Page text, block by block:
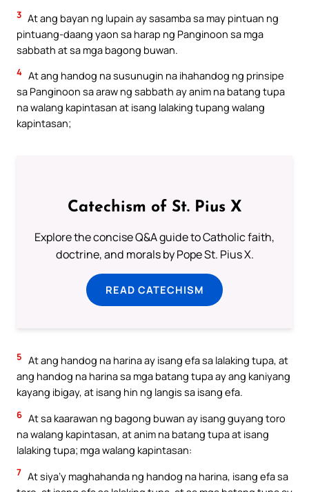
3 At ang bayan ng lupain ay sasamba sa may pintuan ng
pintuang-daang yaon sa harap ng Panginoon sa mga
sabbath at sa mga bagong buwan.
4 At ang handog na susunugin na ihahandog ng prinsipe
sa Panginoon sa araw ng sabbath ay anim na batang tupa
na walang kapintasan at isang lalaking tupang walang
kapintasan;
Catechism of St. Pius X
Explore the concise Q&A guide to Catholic faith,
doctrine, and morals by Pope St. Pius X.
READ CATECHISM
5 At ang handog na harina ay isang efa sa lalaking tupa, at
ang handog na harina sa mga batang tupa ay ang kaniyang
kayang ibigay, at isang hin ng langis sa isang efa.
6 At sa kaarawan ng bagong buwan ay isang guyang toro
na walang kapintasan, at anim na batang tupa at isang
lalaking tupa; mga walang kapintasan:
7 At siya’y maghahanda ng handog na harina, isang efa sa